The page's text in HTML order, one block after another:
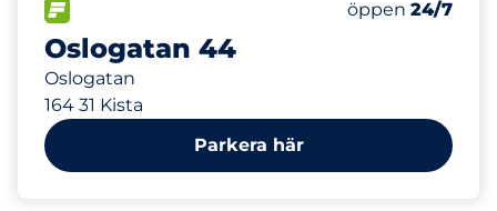
Oslogatan 44
Oslogatan
164 31 Kista
Antal
Totalt antal
Lördag
öppen 24/7
Parkera här